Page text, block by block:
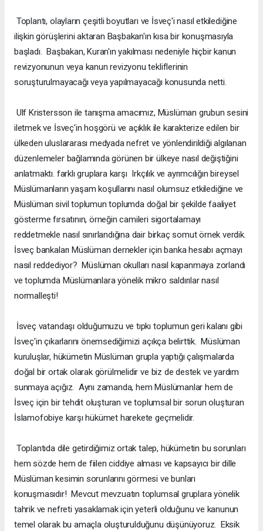
Toplantı, olayların çeşitli boyutları ve İsveç'i nasıl etkilediğine
ilişkin görüşlerini aktaran Başbakan'ın kısa bir konuşmasıyla
başladı. Başbakan, Kuran'ın yakılması nedeniyle hiçbir kanun
revizyonunun veya kanun revizyonu tekliflerinin
soruşturulmayacağı veya yapılmayacağı konusunda netti.
Ulf Kristersson ile tanışma amacımız, Müslüman grubun sesini
iletmek ve İsveç'in hoşgörü ve açıklık ile karakterize edilen bir
ülkeden uluslararası medyada nefret ve yönlendirildiği algılanan
düzenlemeler bağlamında görünen bir ülkeye nasıl değiştiğini
anlatmaktı. farklı gruplara karşı Irkçılık ve ayrımcılığın bireysel
Müslümanların yaşam koşullarını nasıl olumsuz etkilediğine ve
Müslüman sivil toplumun toplumda doğal bir şekilde faaliyet
gösterme fırsatının, örneğin camileri sigortalamayı
reddetmekle nasıl sınırlandığına dair birkaç somut örnek verdik.
İsveç bankaları Müslüman dernekler için banka hesabı açmayı
nasıl reddediyor? Müslüman okulları nasıl kapanmaya zorlandı
ve toplumda Müslümanlara yönelik mikro saldırılar nasıl
normalleşti!
İsveç vatandaşı olduğumuzu ve tıpkı toplumun geri kalanı gibi
İsveç'in çıkarlarını önemsediğimizi açıkça belirttik. Müslüman
kuruluşlar, hükümetin Müslüman grupla yaptığı çalışmalarda
doğal bir ortak olarak görülmelidir ve biz de destek ve yardım
sunmaya açığız. Aynı zamanda, hem Müslümanlar hem de
İsveç için bir tehdit oluşturan ve toplumsal bir sorun oluşturan
İslamofobiye karşı hükümet harekete geçmelidir.
Toplantıda dile getirdiğimiz ortak talep, hükümetin bu sorunları
hem sözde hem de fiilen ciddiye alması ve kapsayıcı bir dille
Müslüman kesimin sorunlarını görmesi ve bunları
konuşmasıdır! Mevcut mevzuatın toplumsal gruplara yönelik
tahrik ve nefreti yasaklamak için yeterli olduğunu ve kanunun
temel olarak bu amaçla oluşturulduğunu düşünüyoruz. Eksik